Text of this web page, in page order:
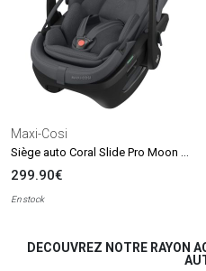
Maxi-Cosi
Siège auto Coral Slide Pro Moon Graphite (groupe 0+)
299.90€
En stock
DECOUVREZ NOTRE RAYON